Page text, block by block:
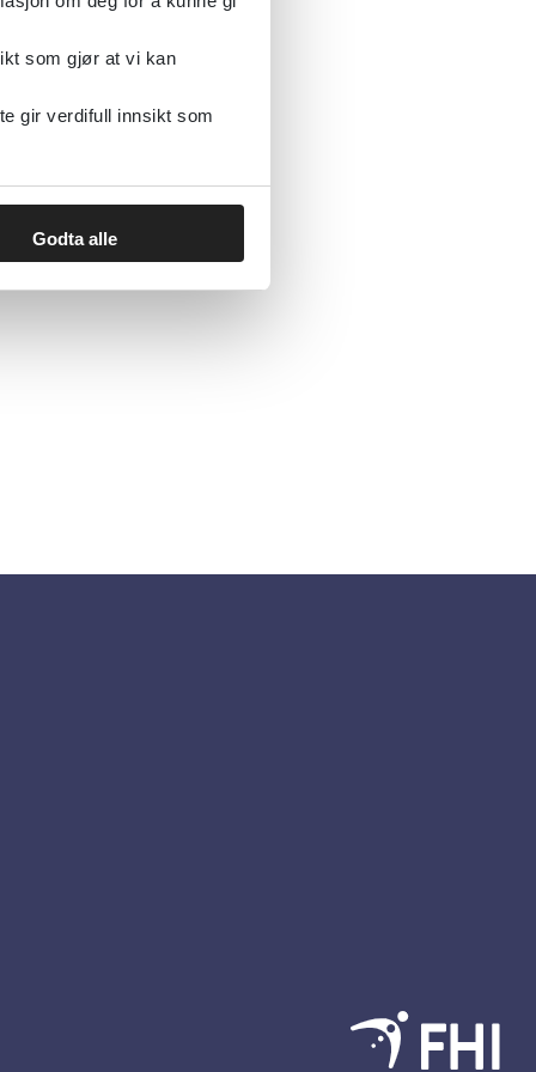
som gjør at vi kan
gir verdifull innsikt som
Godta alle